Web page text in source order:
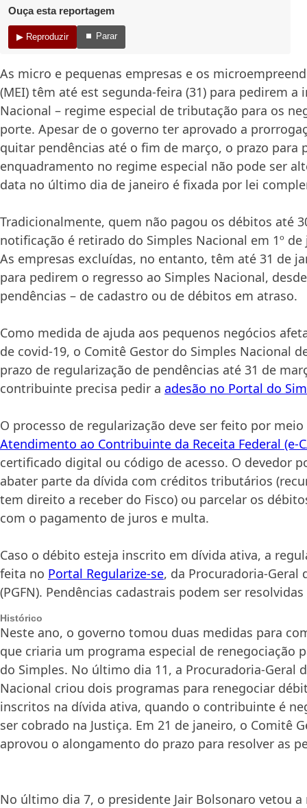
Ouça esta reportagem
▶ Reproduzir ⏹ Parar
As micro e pequenas empresas e os
(MEI) têm até est segunda-feira (31) para pedirem a
Nacional – regime especial de tributação para os
porte. Apesar de o governo ter aprovado a
quitar pendências até o fim de março, o prazo para
enquadramento no regime especial não pode ser
data no último dia de janeiro é fixada por lei
Tradicionalmente, quem não pagou os débitos até
notificação é retirado do Simples Nacional em 1º
As empresas excluídas, no entanto, têm até 31 de
para pedirem o regresso ao Simples Nacional,
pendências – de cadastro ou de débitos em atraso.
Como medida de ajuda aos pequenos negócios
de covid-19, o Comitê Gestor do Simples Nacional
prazo de regularização de pendências até 31 de
contribuinte precisa pedir a adesão no Portal do
O processo de regularização deve ser feito por
Atendimento ao Contribuinte da Receita Federal (e-
certificado digital ou código de acesso. O devedor
abater parte da dívida com créditos tributários
tem direito a receber do Fisco) ou parcelar os
com o pagamento de juros e multa.
Caso o débito esteja inscrito em dívida ativa, a
feita no Portal Regularize-se, da Procuradoria-Geral
(PGFN). Pendências cadastrais podem ser
Histórico
Neste ano, o governo tomou duas medidas para
que criaria um programa especial de renegociação
do Simples. No último dia 11, a Procuradoria-Geral
Nacional criou dois programas para renegociar
inscritos na dívida ativa, quando o contribuinte é
ser cobrado na Justiça. Em 21 de janeiro, o Comitê
aprovou o alongamento do prazo para resolver as
No último dia 7, o presidente Jair Bolsonaro vetou a